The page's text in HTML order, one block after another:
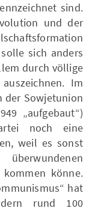
sind.
und der
sich anders
durch völlige
Im
der Sowjetunion
„aufgebaut“)
noch eine
weil es sonst
kommen könne.
hat
rund 100